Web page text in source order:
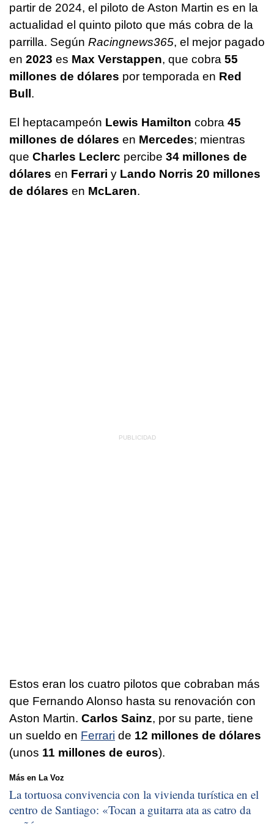
partir de 2024, el piloto de Aston Martin es en la
actualidad el quinto piloto que más cobra de la
parrilla. Según Racingnews365, el mejor pagado
en 2023 es Max Verstappen, que cobra 55
millones de dólares por temporada en Red
Bull.
El heptacampeón Lewis Hamilton cobra 45
millones de dólares en Mercedes; mientras
que Charles Leclerc percibe 34 millones de
dólares en Ferrari y Lando Norris 20 millones
de dólares en McLaren.
Estos eran los cuatro pilotos que cobraban más
que Fernando Alonso hasta su renovación con
Aston Martin. Carlos Sainz, por su parte, tiene
un sueldo en Ferrari de 12 millones de dólares
(unos 11 millones de euros).
Más en La Voz
La tortuosa convivencia con la vivienda turística en el
centro de Santiago: «Tocan a guitarra ata as catro da